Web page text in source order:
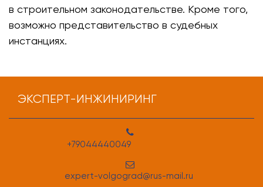
в строительном законодательстве. Кроме того,
возможно представительство в судебных
инстанциях.
ЭКСПЕРТ-ИНЖИНИРИНГ
+79044440049
expert-volgograd@rus-mail.ru